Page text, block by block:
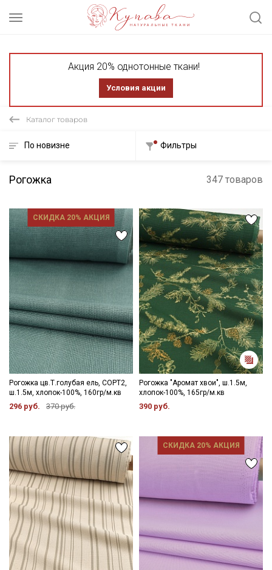
Акция 20% однотонные ткани!
Условия акции
Каталог товаров
По новизне Фильтры
Рогожка 347 товаров
СКИДКА 20% АКЦИЯ
Рогожка цв.Т.голубая ель, СОРТ2,
ш.1.5м, хлопок-100%, 160гр/м.кв
296 руб. 370 руб.
Рогожка "Аромат хвои", ш.1.5м,
хлопок-100%, 165гр/м.кв
390 руб.
СКИДКА 20% АКЦИЯ